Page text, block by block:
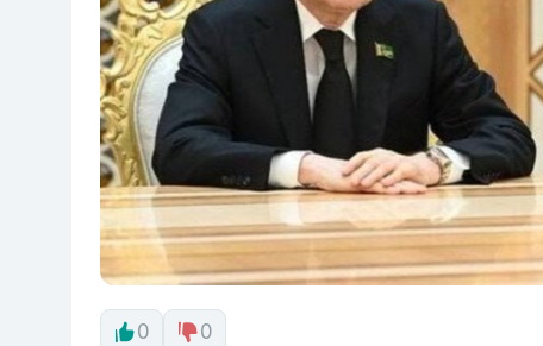
0 0